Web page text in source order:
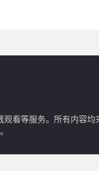
看等服务。所有内容